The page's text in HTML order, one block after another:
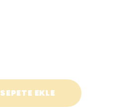
SEPETE EKLE